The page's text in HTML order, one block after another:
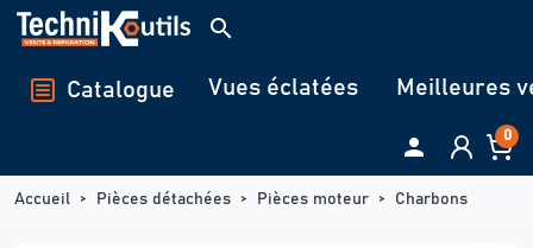
Panneau de gestion des cookies
search
Catalogue Vues éclatées Meilleures
 0
Accueil Pièces détachées Pièces moteur Charbons